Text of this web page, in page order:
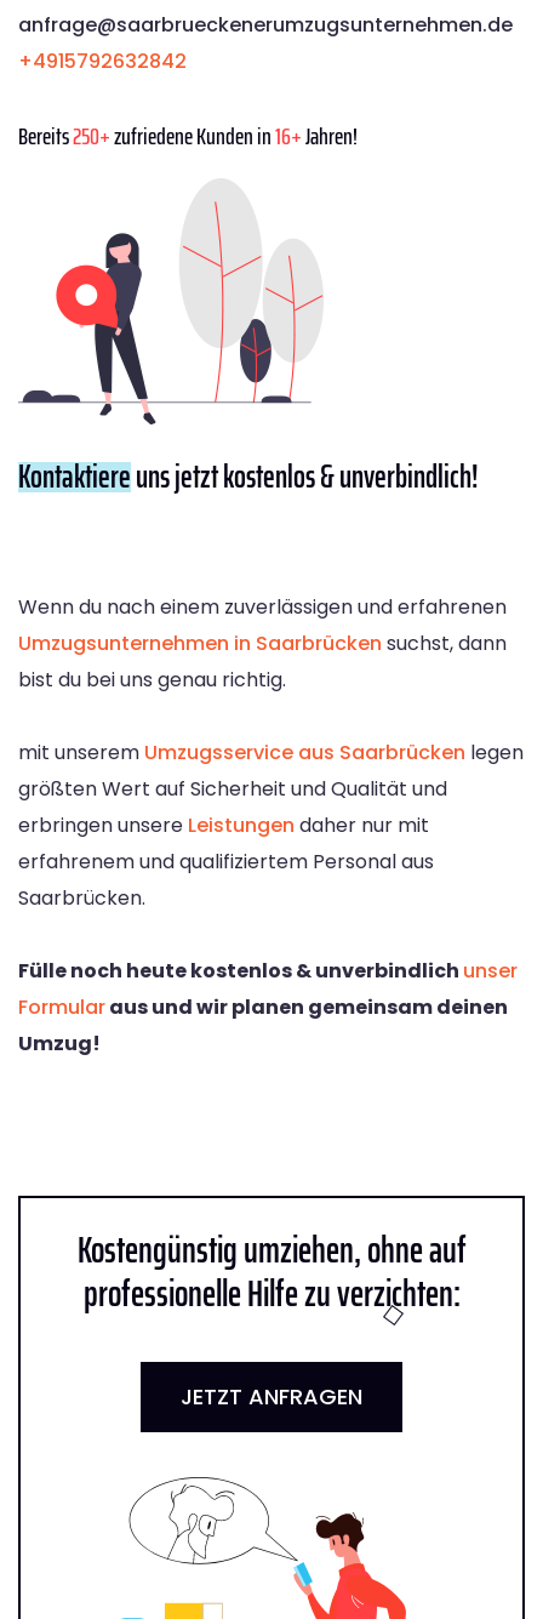
anfrage@saarbrueckenerumzugsunternehmen.de
+4915792632842
Bereits250+zufriedene Kunden in16+Jahren!
Kontaktiereuns jetzt kostenlos & unverbindlich!
Wenn du nach einem zuverlässigen und erfahrenen
Umzugsunternehmen in Saarbrücken suchst, dann
bist du bei uns genau richtig.
mit unserem Umzugsservice aus Saarbrücken legen
größten Wert auf Sicherheit und Qualität und
erbringen unsere Leistungen daher nur mit
erfahrenem und qualifiziertem Personal aus
Saarbrücken.
Fülle noch heute kostenlos & unverbindlich unser
Formularaus und wir planen gemeinsam deinen
Umzug!
Kostengünstig umziehen, ohne auf
professionelle Hilfe zu verzichten:
JETZT ANFRAGEN